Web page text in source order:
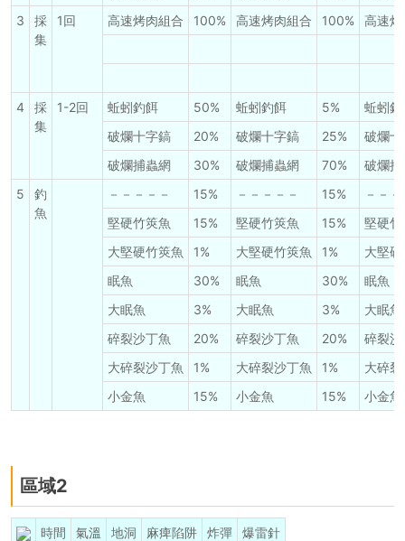
3
採
集
1回 高速烤肉組合 100% 高速烤肉組合 100% 高速
4
採
集
1-2回 蚯蚓釣餌 50% 蚯蚓釣餌 5%
蚯蚓釣
破爛十字鎬
20% 破爛十字鎬 25%
破爛
破爛捕蟲網
30% 破爛捕蟲網 70%
破爛
5
釣
魚
－－－－－ 15% －－－－－ 15%
－－
堅硬竹筴魚
15% 堅硬竹筴魚 15%
堅硬
大堅硬竹筴魚
1% 大堅硬竹筴魚 1%
大堅
眠魚
30% 眠魚 30%
眠魚
大眠魚
3% 大眠魚 3%
大眠魚
碎裂沙丁魚
20% 碎裂沙丁魚 20%
碎裂
大碎裂沙丁魚
1% 大碎裂沙丁魚 1%
大碎
小金魚
15% 小金魚 15% 小金魚
區域2
時間 氣溫 地洞 麻痺陷阱 炸彈
爆雷針